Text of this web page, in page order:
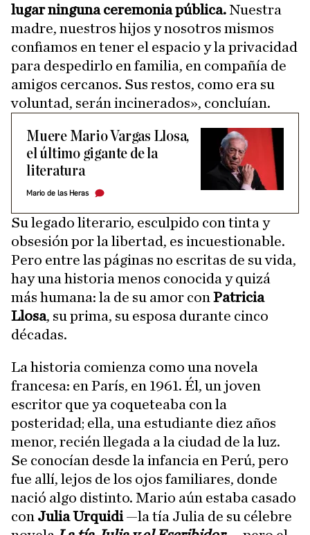
lugar ninguna ceremonia pública.Nuestra
madre, nuestros hijos y nosotros mismos
confiamos en tener el espacio y la privacidad
para despedirlo en familia, en compañía de
amigos cercanos. Sus restos, como era su
voluntad, serán incinerados», concluían.
Muere Mario Vargas Llosa,
el último gigante de la
literatura
Mario de las Heras
Su legado literario, esculpido con tinta y
obsesión por la libertad, es incuestionable.
Pero entre las páginas no escritas de su vida,
hay una historia menos conocida y quizá
más humana: la de su amor con Patricia
Llosa, su prima, su esposa durante cinco
décadas.
La historia comienza como una novela
francesa: en París, en 1961. Él, un joven
escritor que ya coqueteaba con la
posteridad; ella, una estudiante diez años
menor, recién llegada a la ciudad de la luz.
Se conocían desde la infancia en Perú, pero
fue allí, lejos de los ojos familiares, donde
nació algo distinto. Mario aún estaba casado
con Julia Urquidi—la tía Julia de su célebre